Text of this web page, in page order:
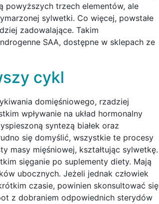
powyższych trzech elementów, ale
sylwetki. Co więcej, powstałe
zadowalające. Takim
SAA, dostępne w sklepach ze
cykl
domięśniowego, rzadziej
wpływanie na układ hormonalny
syntezą białek oraz
się domyślić, wszystkie te procesy
masy mięśniowej, kształtując sylwetkę.
sięganie po suplementy diety. Mają
ubocznych. Jeżeli jednak człowiek
czasie, powinien skonsultować się
z dobraniem odpowiednich sterydów